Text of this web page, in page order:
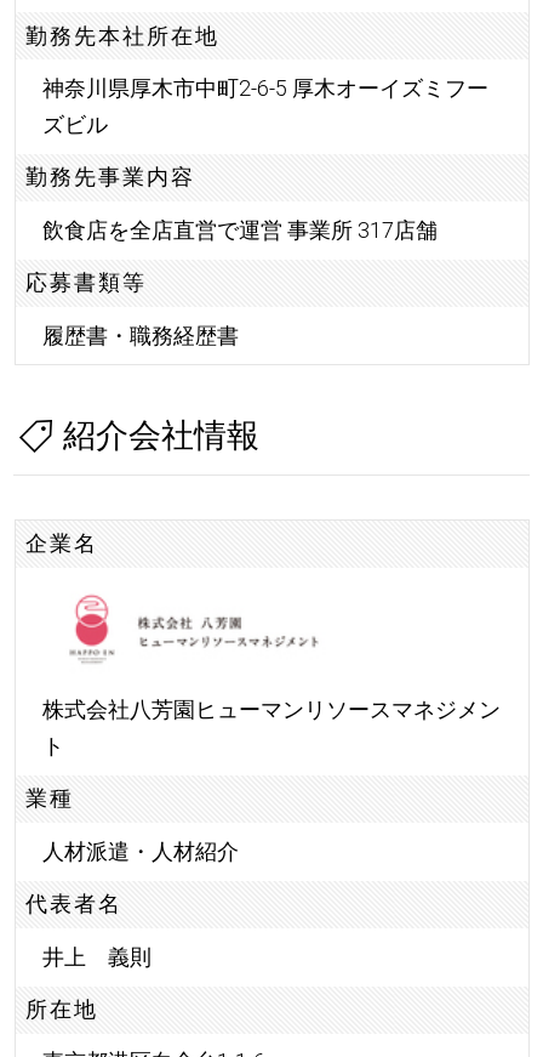
勤務先本社所在地
神奈川県厚木市中町2-6-5 厚木オーイズミフー
ズビル
勤務先事業内容
飲食店を全店直営で運営 事業所 317店舗
応募書類等
履歴書・職務経歴書
紹介会社情報
企業名
株式会社八芳園ヒューマンリソースマネジメン
ト
業種
人材派遣・人材紹介
代表者名
井上 義則
所在地